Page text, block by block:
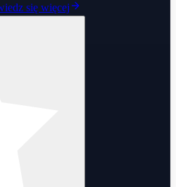
się więcej